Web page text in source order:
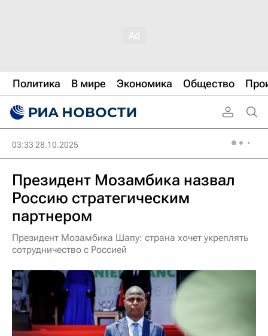
Политика В мире Экономика Общество
03:33 28.10.2025
Президент Мозамбика назвал
Россию стратегическим
партнером
Президент Мозамбика Шапу: страна хочет укреплять
сотрудничество с Россией